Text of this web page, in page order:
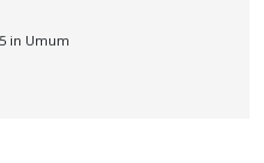
in Umum